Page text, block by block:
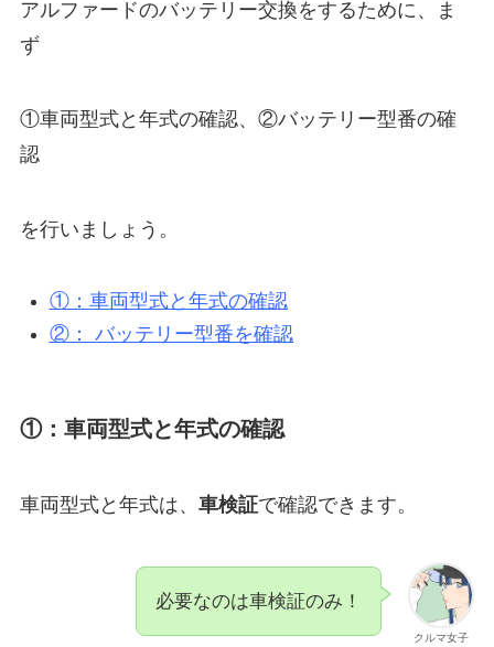
アルファードのバッテリー交換をするために、ま
ず
①車両型式と年式の確認、②バッテリー型番の確
認
を行いましょう。
①：車両型式と年式の確認
②： バッテリー型番を確認
①：車両型式と年式の確認
車両型式と年式は、 車検証で確認できます。
クルマ女子
必要なのは車検証のみ！